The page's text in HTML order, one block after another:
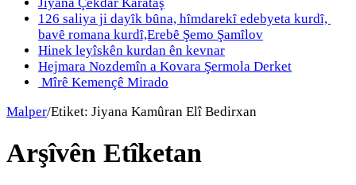
Jiyana Çekdar Karataş
126 saliya ji dayȋk bȗna, hȋmdarekȋ edebyeta kurdȋ,
bavȇ romana kurdȋ,Erebȇ Şemo Şamȋlov
Hinek leyîskên kurdan ên kevnar
Hejmara Nozdemîn a Kovara Şermola Derket
Mîrê Kemençê Mirado
Malper/Etiket: Jiyana Kamûran Elî Bedirxan
Arşîvên Etîketan